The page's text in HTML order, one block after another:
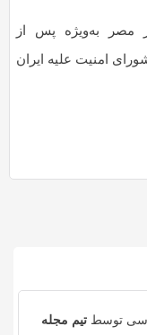
مصر به‌ویژه پس از
امنیت علیه ایران
توسطتیم مجله